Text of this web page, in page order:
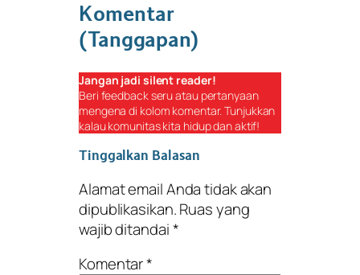
Komentar
(Tanggapan)
Jangan jadi silent reader!
Beri feedbackseru atau pertanyaan
mengena di kolom komentar. Tunjukkan
kalau komunitas kita hidup dan aktif!
Tinggalkan Balasan
Alamat email Anda tidak akan
dipublikasikan.Ruas yang
wajib ditandai*
Komentar*